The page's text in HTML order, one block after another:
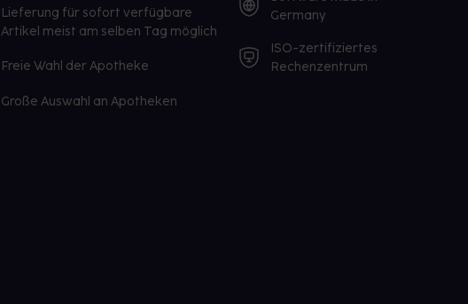
Lieferung für sofort verfügbare
Artikel meist am selben Tag möglich
Freie Wahl der Apotheke
Große Auswahl an Apotheken
Germany
ISO-zertifiziertes
Rechenzentrum